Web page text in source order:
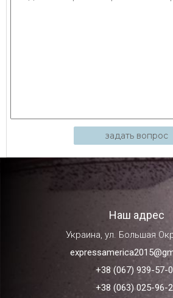
задать вопрос
Наш адрес
Украина, ул. Большая
+38 (067) 939-57-
+38 (063) 025-96-